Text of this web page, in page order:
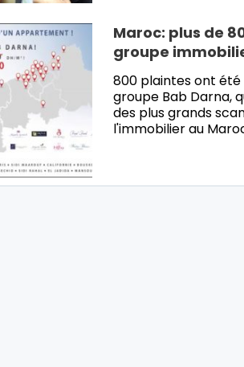
Maroc: plus de
groupe
800 plaintes ont
groupe Bab Darna,
des plus grands
l'immobilier au